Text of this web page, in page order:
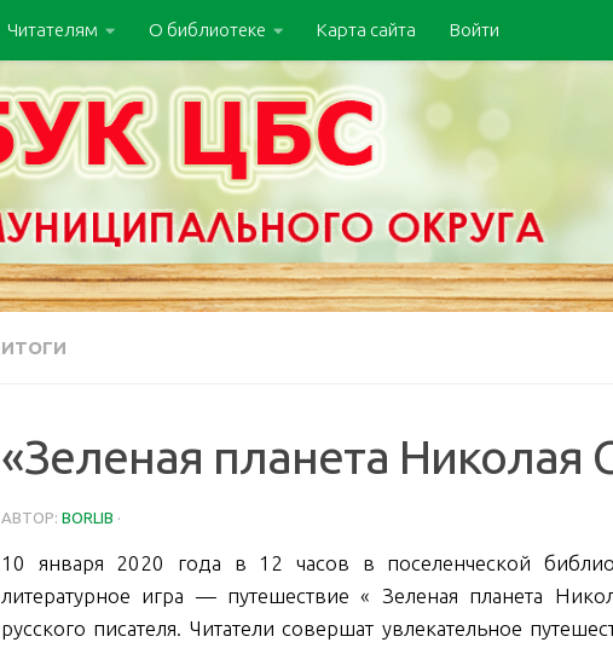
Читателям О библиотеке Карта сайта Войти
ИТОГИ
«Зеленая планета Николая
АВТОР: BORLIB ·
10 января 2020 года в 12 часов в поселенческой
литературное игра — путешествие « Зеленая планета
русского писателя. Читатели совершат увлекательное